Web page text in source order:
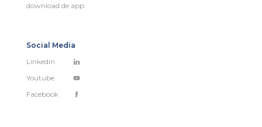
download de app
Social Media
Linkedin
Youtube
Facebook